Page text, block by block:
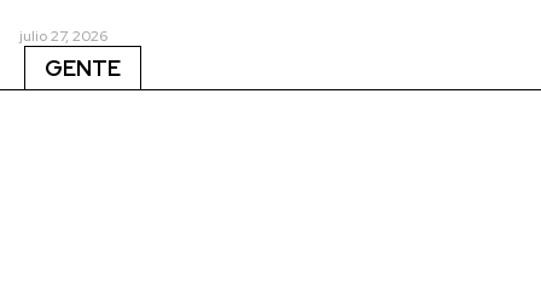
julio 27, 2026
GENTE